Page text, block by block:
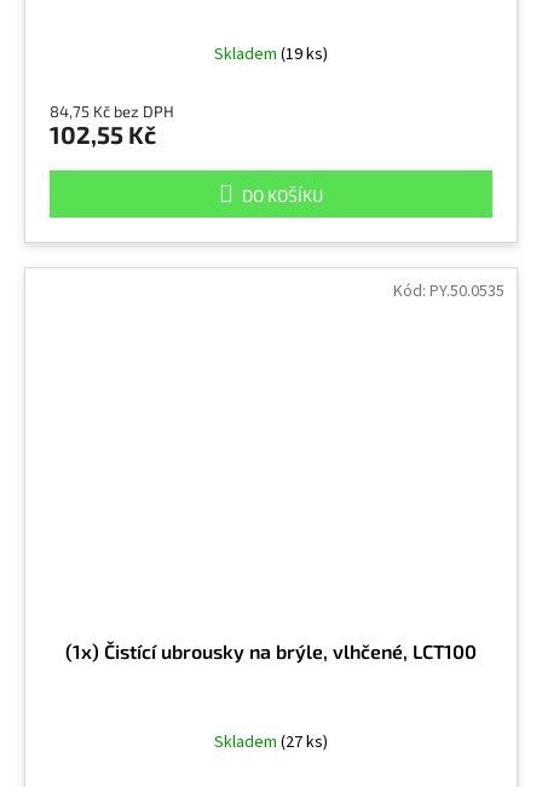
Skladem (19 ks)
84,75 Kč bez DPH
102,55 Kč
DO KOŠÍKU
(1x) Čistící ubrousky na brýle, vlhčené, LCT100
Skladem (27 ks)
Kód: PY.50.0535